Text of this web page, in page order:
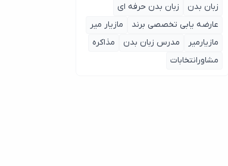
زبان بدن
زبان بدن حرفه ای
عارضه یابی تخصصی برند
مازیار میر
مازیارمیر
مدرس زبان بدن
مذاکره
مشاورانتخابات